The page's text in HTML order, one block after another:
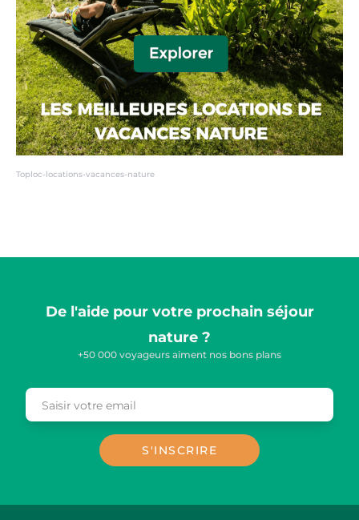
Toploc-locations-vacances-nature
De l'aide pour votre prochain séjour
nature ?
+50 000 voyageurs aiment nos bons plans
EmailSaisir votre email
S'INSCRIRE